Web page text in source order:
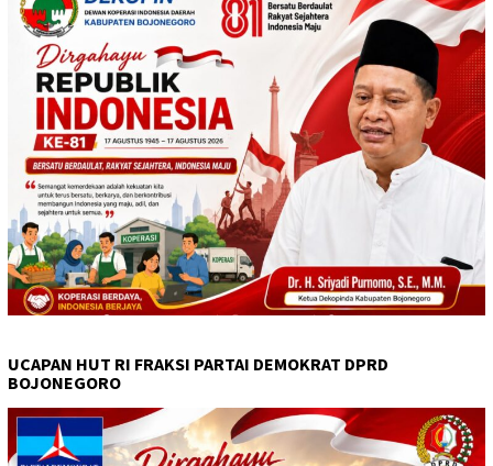
UCAPAN HUT RI FRAKSI PARTAI DEMOKRAT DPRD
BOJONEGORO